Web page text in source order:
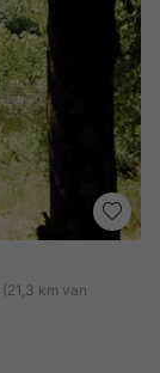
(21,3 km van